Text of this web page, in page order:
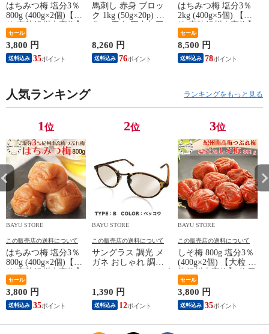
はちみつ梅 塩分3％
800g (400g×2個)【大
大粒 減塩 減塩梅干
し 南高梅 はちみつ
梅干し 訳アリ はち
みつ 梅干 南高梅 う
干 梅 熱中症対策 塩
分補給 お中元 御歳
セール
3,800 円
送料込み 35
馬刺し 赤身 ブロッ
ク 1kg (50g×20p) 小
桜肉ユッケ 刺身 馬
刺 赤身肉 ブロック
肉 熊本名物
8,260 円
送料込み 76
はちみつ梅 塩分3％
2kg (400g×5個) 【大
紀州南高梅 完熟梅干
し 南高梅 はちみつ
梅 つぶれ梅 訳あり
低塩 すっぱくない
元 送料無料 高級梅
セール
8,500 円
送料込み 78
人気ランキング ランキングをもっと見る
1位
BAYU STORE
この販売店の送料について
はちみつ梅 塩分3％
800g (400g×2個)【大
大粒 減塩 減塩梅干
し 南高梅 はちみつ
梅干し 訳アリ はち
みつ 梅干 南高梅 う
セール
3,800 円
送料込み 35
2位
BAYU STORE
この販売店の送料について
サングラス 調光 メ
ガネ おしゃれ 調光
調光 UVカット スポ
ーツ 調光サングラス
紫外線カット 調光
1,390 円
送料込み 12
3位
BAYU STORE
この販売店の送料について
しそ梅 800g 塩分3％
(400g×2個) 【大粒 完
し 贈り物に 紀州南
高梅 完熟梅干し つ
ぶれ梅 訳あり しそ
紫蘇 高級 梅干し 梅
セール
3,800 円
送料込み 35